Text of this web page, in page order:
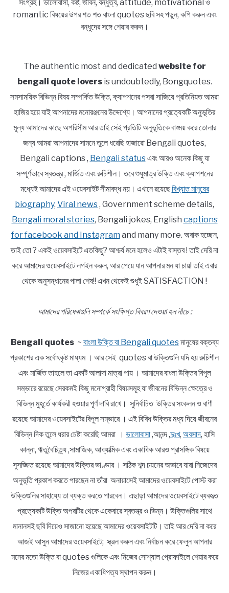
সংগ্রহ। ভালোবাসা, কষ্ট, জীবন, বন্ধুত্ব, attitude, motivational ও
romantic বিষয়ের উপর শত শত বাংলা quotes ছবি সহ পড়ুন, কপি করুন এবং
বন্ধুদের সঙ্গে শেয়ার করুন।
The authentic most and dedicated website for
bengali quote loversis undoubtedly, Bongquotes.
সমসাময়িক বিভিন্ন বিষয় সম্পর্কিত উক্তি, ক্যাপশনের পসরা সাজিয়ে প্রতিনিয়ত আমরা
হাজির হয়ে যাই আপনাদের মনোরঞ্জনের উদ্দেশ্যে। আপনাদের প্রত্যেকটি অনুভূতির
মূল্য আমাদের কাছে অপরিসীম আর তাই সেই প্রতিটি অনুভূতিকে বাঙ্ময় করে তোলার
জন্য আমরা আপনাদের সামনে তুলে ধরেছি হাজারো Bengali quotes,
Bengali captions , Bengali statusএবং আরও অনেক কিছু যা
সম্পূর্ণভাবে স্বতন্ত্র , মার্জিত এবং রুচিশীল। তবে শুধুমাত্র উক্তি এবং ক্যাপশনের
মধ্যেই আমাদের এই ওয়েবসাইট সীমাবদ্ধ নয়। এখানে রয়েছেবিখ্যাত মানুষের
biography, Viral news, Government scheme details,
Bengali moral stories, Bengali jokes, English captions
for facebook and Instagram and many more. অবাক হচ্ছেন,
তাই তো ? একই ওয়েবসাইটে এতকিছু? আশ্চর্য মনে হলেও এটাই বাস্তব ! তাই দেরি না
করে আমাদের ওয়েবসাইটে লগইন করুন, আর পেয়ে যান আপনার মন যা চায়! তাই এবার
থেকে অনুসন্ধানের পালা শেষ!! এখন থেকেই শুধুই SATISFACTION !
আমাদের পরিষেবাগুলি সম্পর্কে সংক্ষিপ্ত বিবরণ দেওয়া হল নীচে :
Bengali quotes~ বাংলা উক্তি বা Bengali quotesমানুষের বক্তব্য
প্রকাশের এক সর্বোৎকৃষ্ট মাধ্যম । আর সেই quotes বা উক্তিগুলি যদি হয় রুচিশীল
এবং মার্জিত তাহলে তা একটি আলাদা মাত্রা পায় । আমাদের বাংলা উক্তির বিপুল
সম্ভারে রয়েছে সেরকমই কিছু মনোগ্রাহী বিষয়সমূহ যা জীবনের বিভিন্ন ক্ষেত্রে ও
বিভিন্ন মুহূর্তে কার্যকরী হওয়ার পূর্ণ দাবি রাখে। সুনির্বাচিত উক্তির সংকলন ও বাণী
রয়েছে আমাদের ওয়েবসাইটের বিপুল সম্ভারে । এই বিবিধ উক্তির মধ্য দিয়ে জীবনের
বিভিন্ন দিক তুলে ধরার চেষ্টা করেছি আমরা । ভালোবাসা,আনন্দ ,দুঃখ, অবসাদ, হাসি
কান্না, ঋতুবৈচিত্র্য ,সামাজিক, আধ্যাত্মিক এবং একাধিক আরও প্রাসঙ্গিক বিষয়ে
সুসজ্জিত রয়েছে আমাদের উক্তির ভাণ্ডার । সঠিক শব্দ চয়নের অভাবে যারা নিজেদের
অনুভূতি প্রকাশ করতে পারছেন না তাঁরা অনায়াসেই আমাদের ওয়েবসাইটে পোস্ট করা
উক্তিগুলির সাহায্যে তা ব্যক্ত করতে পারবেন। এছাড়া আমাদের ওয়েবসাইটে ব্যবহৃত
প্রত্যেকটি উক্তি অপরটির থেকে একেবারে স্বতন্ত্র ও ভিন্ন। উক্তিগুলির সাথে
মানানসই ছবি দিয়েও সাজানো হয়েছে আমাদের ওয়েবসাইটটি। তাই আর দেরি না করে
আজই আসুন আমাদের ওয়েবসাইটে; স্ক্রল করুন এবং নির্বাচন করে ফেলুন আপনার
মনের মতো উক্তি বা quotes গুলিকে এবং নিজের সোশ্যাল প্রোফাইলে শেয়ার করে
নিজের একাধিপত্য স্থাপন করুন।